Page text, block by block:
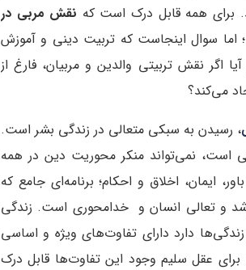
برای همه قابل درک است که نقش مربی در
اما سوال اینجاست که تربیت دینی و آموزش
اگر نقش تربیتی والدین و مربیان، فارغ از
می‌کند؟
، رسیدن به سبکی متعالی در زندگی بشر است.
است، نمی‌تواند منکر محوریت دین در همه
ایمان، اخلاق و احکام؛ برنامه‌‌‌ای جامع که
و تعالی انسان و خدامحوری است. زندگی
دارد دارای تفاوت‌های ویژه و اساسی
عقل سلیم وجود این تفاوت‌ها قابل درک